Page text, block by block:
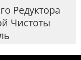
Редуктора
Чистоты